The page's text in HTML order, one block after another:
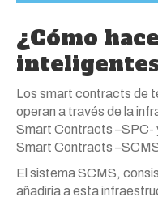
¿Cómo
Los smart contracts de
operan a través de la
Smart Contracts –SPC-
Smart Contracts
El sistema SCMS,
añadiría a esta